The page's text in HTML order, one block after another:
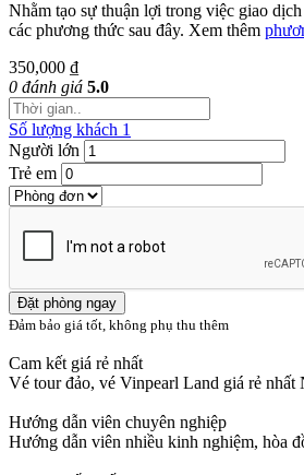
Nhằm tạo sự thuận lợi trong việc giao
các phương thức sau đây. Xem thêm
350,000 ₫
0 đánh giá 5.0
Số lượng khách 1
Người lớn
Trẻ em
Đặt phòng ngay
Đảm bảo giá tốt, không phụ thu thêm
Cam kết giá rẻ nhất
Vé tour đảo, vé Vinpearl Land giá rẻ
Hướng dẫn viên chuyên nghiệp
Hướng dẫn viên nhiều kinh nghiệm, hòa